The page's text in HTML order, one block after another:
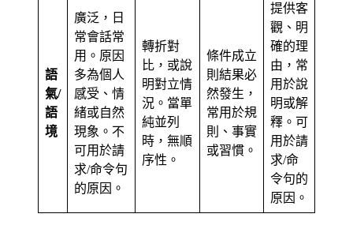
語
氣/
語
境
廣泛，日
常會話常
用。原因
多為個人
感受、情
緒或自然
現象。不
可用於請
求/命令句
的原因。
轉折對
比，或說
明對立情
況。當單
純並列
時，無順
序性。
條件成立
則結果必
然發生，
常用於規
則、事實
或習慣。
提供客
觀、明
確的理
由，常
用於說
明或解
釋。可
用於請
求/命
令句的
原因。